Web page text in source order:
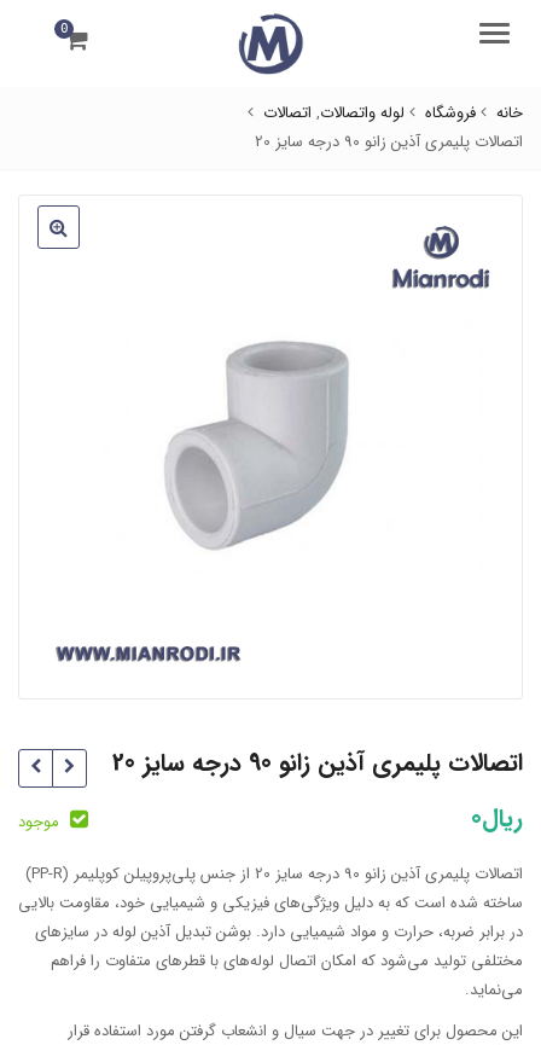
منو 0
خانه فروشگاه لوله واتصالات, اتصالات
اتصالات پلیمری آذین زانو 90 درجه سایز 20
اتصالات پلیمری آذین زانو 90 درجه سایز 20
ریال0 موجود
اتصالات پلیمری آذین زانو 90 درجه سایز 20 از جنس پلی‌پروپیلن کوپلیمر (PP-R)
ساخته شده است که به دلیل ویژگی‌های فیزیکی و شیمیایی خود، مقاومت بالایی
در برابر ضربه، حرارت و مواد شیمیایی دارد. بوشن تبدیل آذین لوله در سایزهای
مختلفی تولید می‌شود که امکان اتصال لوله‌های با قطرهای متفاوت را فراهم
می‌نماید.
این محصول برای تغییر در جهت سیال و انشعاب گرفتن مورد استفاده قرار